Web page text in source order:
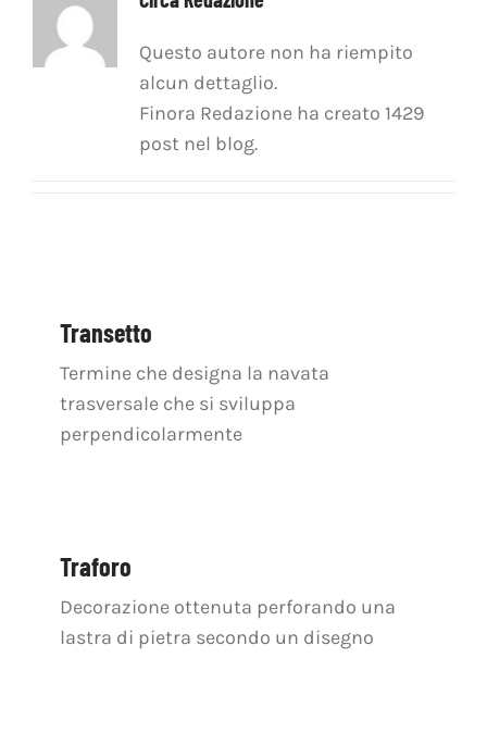
OFF TOPIC
CONTATTI
Questo autore non ha riempito
alcun dettaglio.
Finora Redazione ha creato 1429
post nel blog.
Transetto
Termine che designa la navata
trasversale che si sviluppa
perpendicolarmente
Traforo
Decorazione ottenuta perforando una
lastra di pietra secondo un disegno